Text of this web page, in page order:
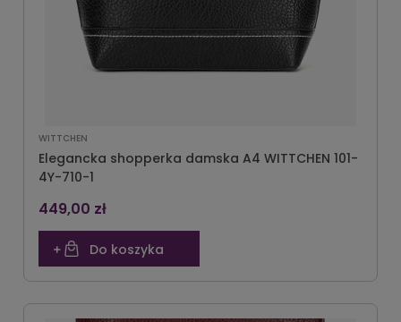
WITTCHEN
Elegancka shopperka damska A4 WITTCHEN 101-
4Y-710-1
449,00 zł
Do koszyka